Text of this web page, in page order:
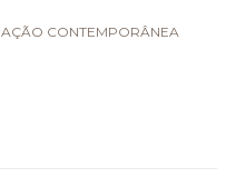
CONTEMPORÂNEA